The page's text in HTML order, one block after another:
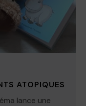
ATOPIQUES
lance une